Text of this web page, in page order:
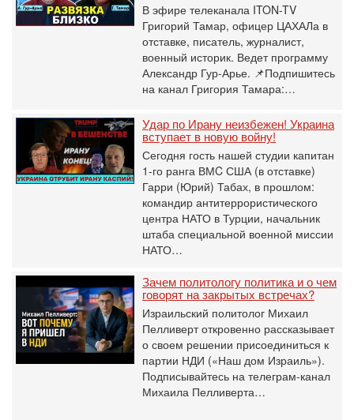
В эфире телеканала ITON-TV
Григорий Тамар, офицер ЦАХАЛа в
отставке, писатель, журналист,
военный историк. Ведет программу
Александр Гур-Арье. 📌Подпишитесь
на канал Григория Тамара:…
Удар по Ирану неизбежен! Украина
вступает в новую войну!
Сегодня гость нашей студии капитан
1-го ранга ВМC США (в отставке)
Гарри (Юрий) Табах, в прошлом:
командир антитеррористического
центра НАТО в Турции, начальник
штаба специальной военной миссии
НАТО…
Зачем политологу политика и о чем
говорят на закрытых встречах?
Израильский политолог Михаил
Пелливерт откровенно рассказывает
о своем решении присоединиться к
партии НДИ («Наш дом Израиль»).
Подписывайтесь на телеграм-канал
Михаила Пелливерта…